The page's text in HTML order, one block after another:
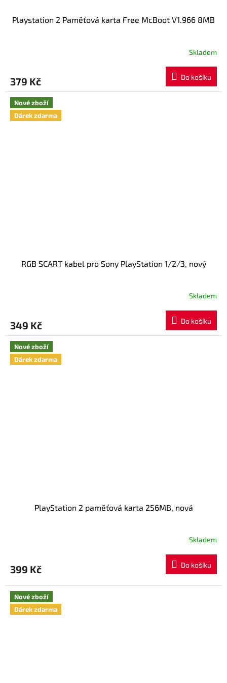
Playstation 2 Paměťová karta Free McBoot V1.966 8MB
Skladem
379 Kč Do košíku
Nové zboží
Dárek zdarma
RGB SCART kabel pro Sony PlayStation 1/2/3, nový
Skladem
349 Kč Do košíku
Nové zboží
Dárek zdarma
PlayStation 2 paměťová karta 256MB, nová
je
z
hvězdiček.
Skladem
399 Kč Do košíku
Nové zboží
Dárek zdarma